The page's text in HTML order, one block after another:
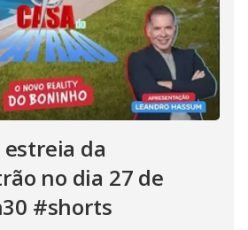
estreia da
no dia 27 de
#shorts